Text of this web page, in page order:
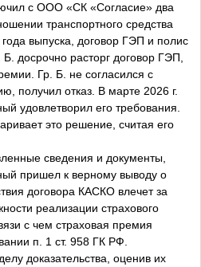
с ООО «СК «Согласие» два
транспортного средства
выпуска, договор ГЭП и полис
досрочно расторг договор ГЭП,
Гр. Б. не согласился с
получил отказ. В марте 2026 г.
удовлетворил его требования.
это решение, считая его
сведения и документы,
пришел к верному выводу о
договора КАСКО влечет за
реализации страхового
с чем страховая премия
п. 1 ст. 958 ГК РФ.
доказательства, оценив их